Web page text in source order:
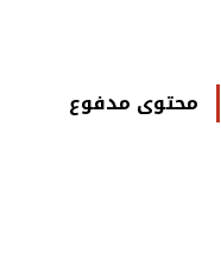
محتوى مدفوع